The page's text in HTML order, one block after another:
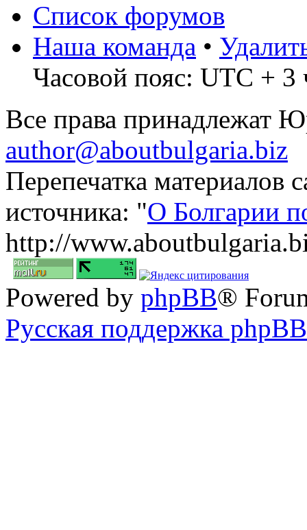
Список форумов
Наша команда •
Часовой пояс: UTC + 3
Все права принадлежат
author@aboutbulgaria.biz
Перепечатка материалов
источника: "О Болгарии
http://
Powered by phpBB®
Русская поддержка phpBB